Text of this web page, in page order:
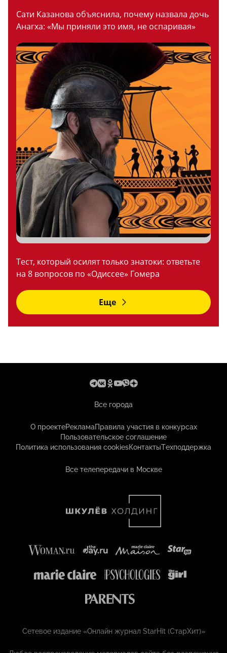
Сати Казанова объяснила, почему назвала дочь
Анагха: «Мы приняли это имя, не оспаривая»
Тест, который осилят только знатоки: ответьте
на 8 вопросов по «Одиссее» Гомера
Еще
Все города
О проектеРекламаПравила участия в конкурсах
Пользовательское соглашение
Политика использования cookiesКонтактыТехподдержка
Все телепередачи в Москве
Сетевое издание «Онлайн журнал StarHit (СтарХит)»